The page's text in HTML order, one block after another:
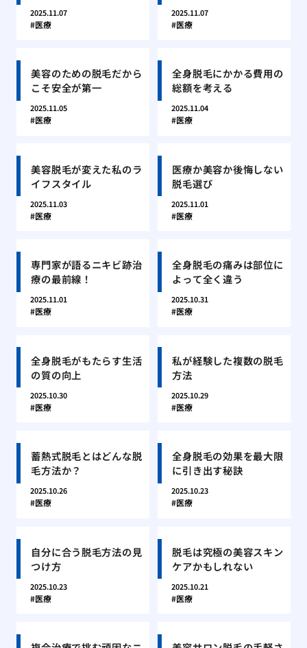
2025.11.07
医療
2025.11.07
医療
美容のための脱毛だから
こそ安全が第一
2025.11.05
医療
全身脱毛にかかる費用の
総額を考える
2025.11.04
医療
美容脱毛が変えた私のラ
イフスタイル
2025.11.03
医療
医療か美容か後悔しない
脱毛選び
2025.11.01
医療
専門家が語るニキビ跡治
療の最前線！
2025.11.01
医療
全身脱毛の痛みは部位に
よって全く違う
2025.10.31
医療
全身脱毛がもたらす生活
の質の向上
2025.10.30
医療
私が経験した複数の脱毛
方法
2025.10.29
医療
蓄熱式脱毛とはどんな脱
毛方法か？
2025.10.26
医療
全身脱毛の効果を最大限
に引き出す秘訣
2025.10.23
医療
自分に合う脱毛方法の見
つけ方
2025.10.23
医療
脱毛は究極の美容スキン
ケアかもしれない
2025.10.21
医療